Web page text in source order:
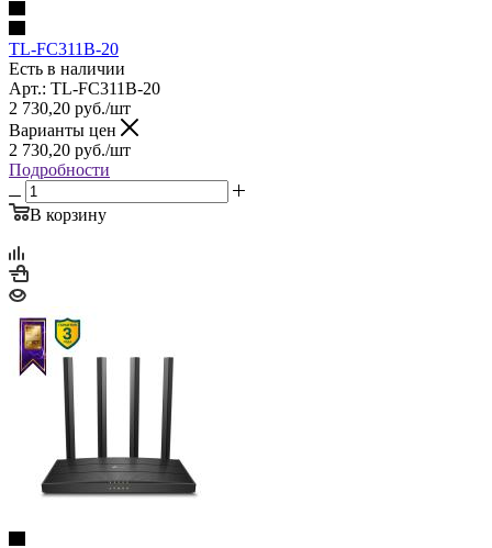
TL-FC311B-20
Есть в наличии
Арт.: TL-FC311B-20
2 730,20 руб./шт
Варианты цен
2 730,20 руб./шт
Подробности
В корзину